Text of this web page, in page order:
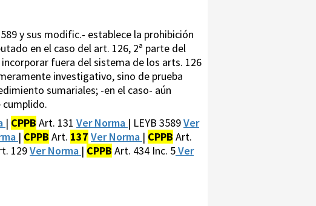
y sus modific.- establece la prohibición
en el caso del art. 126, 2ª parte del
fuera del sistema de los arts. 126
investigativo, sino de prueba
sumariales; -en el caso- aún
| CPPB Art. 131 Ver Norma | LEYB 3589Ver
| CPPB Art. 137 Ver Norma | CPPB Art.
129Ver Norma | CPPB Art. 434 Inc. 5Ver